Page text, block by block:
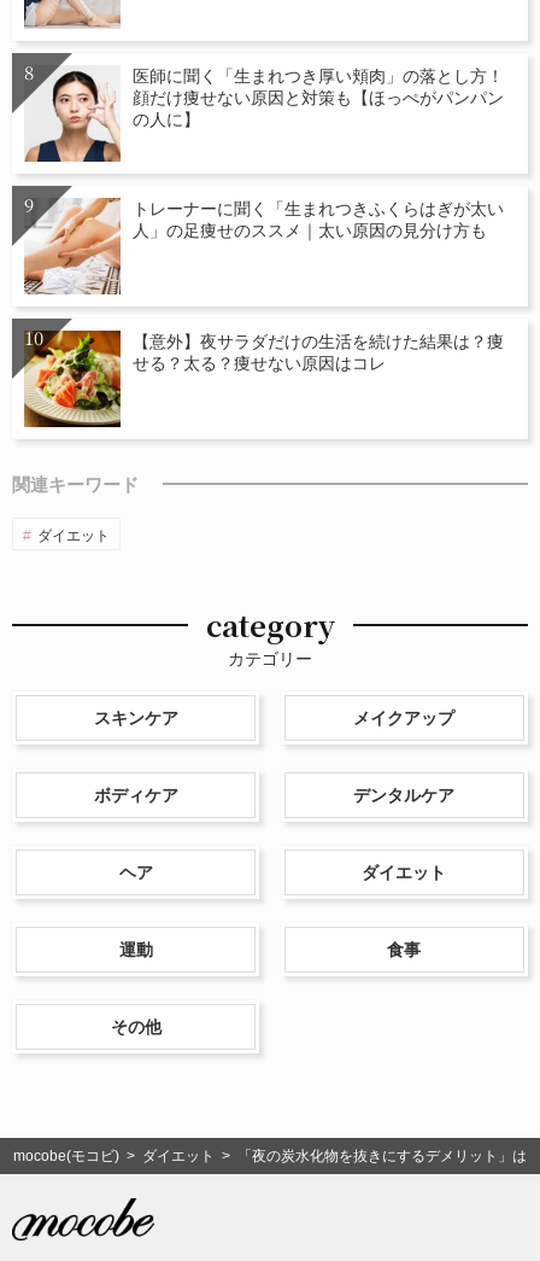
医師に聞く「生まれつき厚い頬肉」の落とし方！
顔だけ痩せない原因と対策も【ほっぺがパンパン
の人に】
トレーナーに聞く「生まれつきふくらはぎが太い
人」の足痩せのススメ｜太い原因の見分け方も
【意外】夜サラダだけの生活を続けた結果は？痩
せる？太る？痩せない原因はコレ
関連キーワード
ダイエット
category
カテゴリー
スキンケア メイクアップ
ボディケア デンタルケア
ヘア ダイエット
運動 食事
その他
mocobe(モコビ) > ダイエット > 「夜の炭水化物を抜きにするデメリット」は